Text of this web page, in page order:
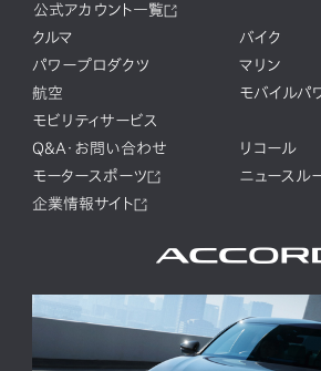
公式アカウント一覧
クルマ
バイク
パワープロダクツ
マリン
航空
モバイルパ
モビリティサービス
Q&A・お問い合わせ
リコール
モータースポーツ
ニュースル
企業情報サイト